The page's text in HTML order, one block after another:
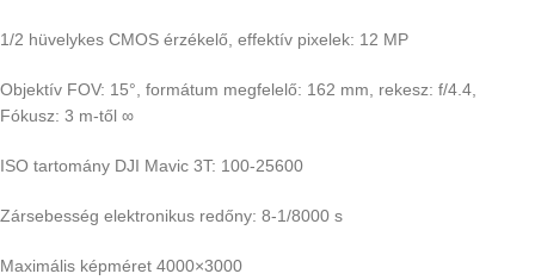
1/2 hüvelykes CMOS érzékelő, effektív pixelek: 12 MP
Objektív FOV: 15°, formátum megfelelő: 162 mm, rekesz: f/4.4,
Fókusz: 3 m-től ∞
ISO tartomány DJI Mavic 3T: 100-25600
Zársebesség elektronikus redőny: 8-1/8000 s
Maximális képméret 4000×3000